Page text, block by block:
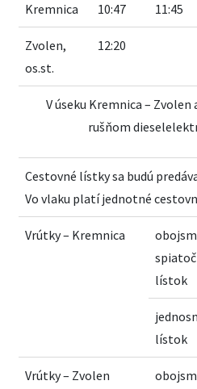
Kremnica 10:47 11:45
Zvolen,
os.st.
12:20
V úseku Kremnica –
rušňom
Cestovné lístky sa budú
Vo vlaku platí jednotné
Vrútky – Kremnica
lístok
lístok
Vrútky – Zvolen